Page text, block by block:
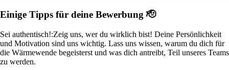
Einige Tipps für deine Bewerbung 🫡
Sei authentisch!:Zeig uns, wer du wirklich bist! Deine Persönlichkeit
und Motivation sind uns wichtig. Lass uns wissen, warum du dich für
die Wärmewende begeisterst und was dich antreibt, Teil unseres Teams
zu werden.